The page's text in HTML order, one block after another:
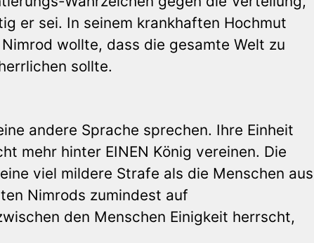
er sei. In seinem krankhaften Hochmut
wollte, dass die gesamte Welt zu
sollte.
andere Sprache sprechen. Ihre Einheit
mehr hinter EINEN König vereinen. Die
viel mildere Strafe als die Menschen aus
Nimrods zumindest auf
den Menschen Einigkeit herrscht,